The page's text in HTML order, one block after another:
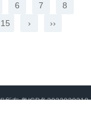
6 7
8
15 › ››
所有粤ICP备2022020218